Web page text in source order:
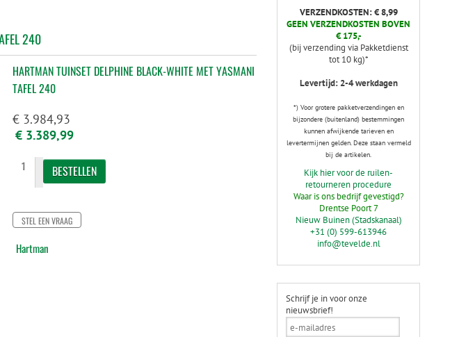
240
HARTMAN TUINSET DELPHINE BLACK-WHITE MET YASMANI
TAFEL 240
€ 3.984,93
€ 3.389,99
STEL EEN VRAAG
Hartman
VERZENDKOSTEN: € 8,99
GEEN VERZENDKOSTEN BOVEN
€ 175,-
(bij verzending via Pakketdienst
tot 10 kg)*
Levertijd: 2-4 werkdagen
*) Voor grotere pakketverzendingen en
bijzondere (buitenland) bestemmingen
kunnen afwijkende tarieven en
levertermijnen gelden. Deze staan vermeld
bij de artikelen.
Kijk hier voor de ruilen-
retourneren procedure
Waar is ons bedrijf gevestigd?
Drentse Poort 7
Nieuw Buinen (Stadskanaal)
+31 (0) 599-613946
info@tevelde.nl
Schrijf je in voor onze
nieuwsbrief!